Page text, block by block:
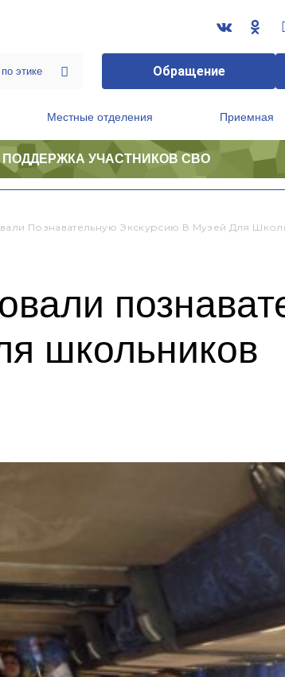
Обращение
Местные отделения Приемная
ПОДДЕРЖКА УЧАСТНИКОВ СВО
Познавательную Экскурсию В Музей Для
школьников